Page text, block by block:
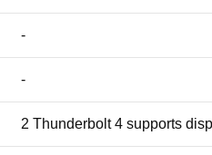
-
-
2 Thunderbolt 4 supports